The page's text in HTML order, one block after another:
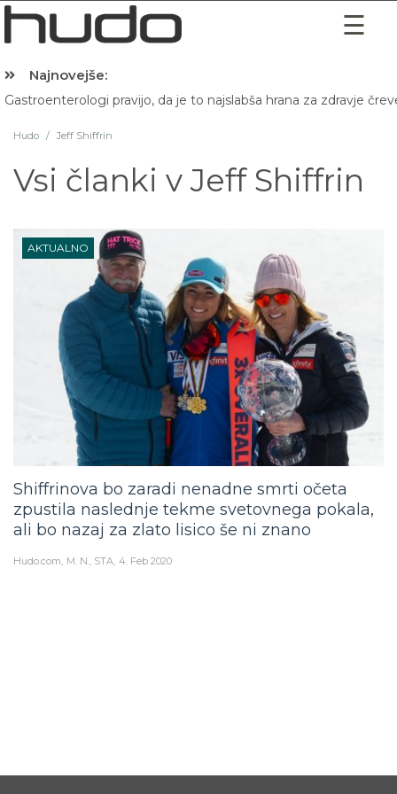
Najnovejše:
Gastroenterologi pravijo, da je to najslabša hrana za zdravje
Hudo / Jeff Shiffrin
Vsi članki vJeff Shiffrin
AKTUALNO
Shiffrinova bo zaradi nenadne smrti očeta
zpustila naslednje tekme svetovnega pokala,
ali bo nazaj za zlato lisico še ni znano
Hudo.com M. N., STA 4. Feb 2020